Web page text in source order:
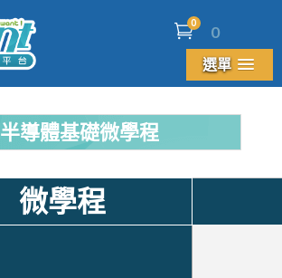
0 0
選單
半導體基礎微學程
微學程